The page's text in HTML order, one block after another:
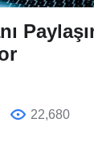
22,680